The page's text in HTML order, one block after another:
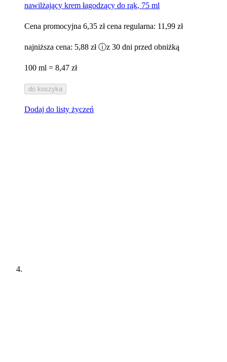
nawilżający krem łagodzący do rąk, 75 ml
Cena promocyjna 6,35 zł cena regularna: 11,99 zł
najniższa cena: 5,88 zł ⓘz 30 dni przed obniżką
100 ml = 8,47 zł
do koszyka
Dodaj do listy życzeń